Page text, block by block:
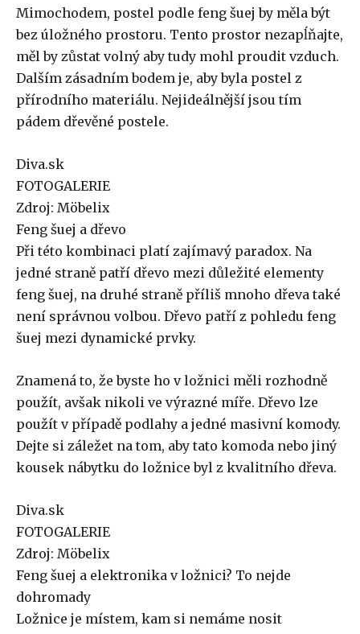
Mimochodem, postel podle feng šuej by měla být
bez úložného prostoru. Tento prostor nezapĺňajte,
měl by zůstat volný aby tudy mohl proudit vzduch.
Dalším zásadním bodem je, aby byla postel z
přírodního materiálu. Nejideálnější jsou tím
pádem dřevěné postele.
Diva.sk
FOTOGALERIE
Zdroj: Möbelix
Feng šuej a dřevo
Při této kombinaci platí zajímavý paradox. Na
jedné straně patří dřevo mezi důležité elementy
feng šuej, na druhé straně příliš mnoho dřeva také
není správnou volbou. Dřevo patří z pohledu feng
šuej mezi dynamické prvky.
Znamená to, že byste ho v ložnici měli rozhodně
použít, avšak nikoli ve výrazné míře. Dřevo lze
použít v případě podlahy a jedné masivní komody.
Dejte si záležet na tom, aby tato komoda nebo jiný
kousek nábytku do ložnice byl z kvalitního dřeva.
Diva.sk
FOTOGALERIE
Zdroj: Möbelix
Feng šuej a elektronika v ložnici? To nejde
dohromady
Ložnice je místem, kam si nemáme nosit